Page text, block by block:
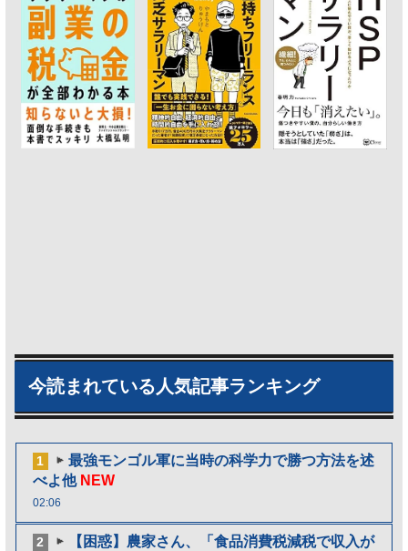
今読まれている人気記事ランキング
1
最強モンゴル軍に当時の科学力で勝つ方法を述
べよ他 NEW
02:06
2
【困惑】農家さん、「食品消費税減税で収入が